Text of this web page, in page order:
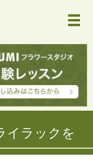
メ
イラックを